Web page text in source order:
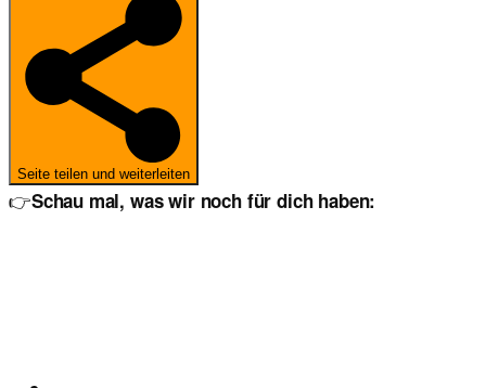
Seite teilen und weiterleiten
👉Schau mal, was wir noch für dich haben: